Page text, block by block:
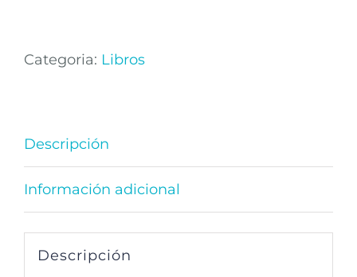
Marshall
Rosenberg
Categoria: Libros
Descripción
Información adicional
Descripción